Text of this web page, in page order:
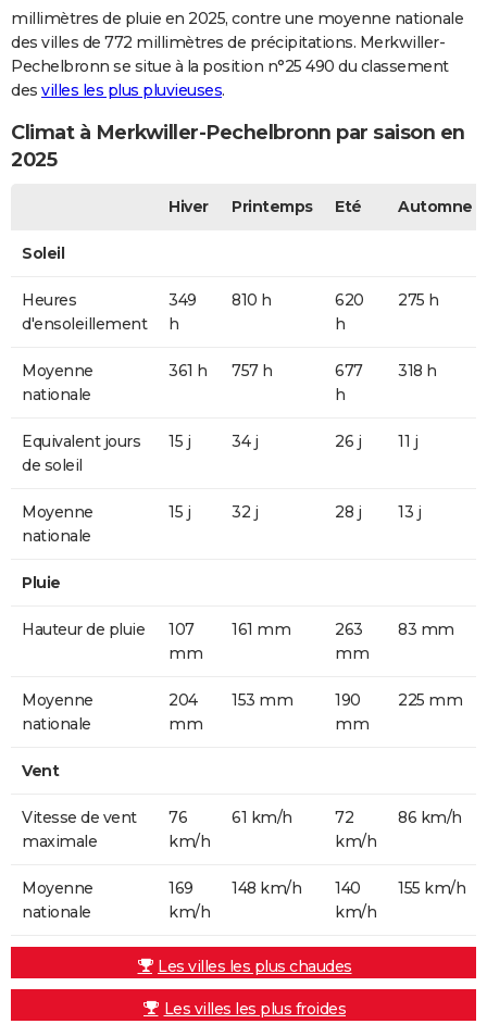
millimètres de pluie en 2025, contre une moyenne nationale
des villes de 772 millimètres de précipitations. Merkwiller-
Pechelbronn se situe à la position n°25 490 du classement
des villes les plus pluvieuses.
Climat à Merkwiller-Pechelbronn par saison en
2025
Hiver Printemps Eté Automne
Soleil
Heures
d'ensoleillement
349
h
810 h
620
h
275 h
Moyenne
nationale
361 h 757 h
677
h
318 h
Equivalent jours
de soleil
15 j 34 j 26 j 11 j
Moyenne
nationale
15 j 32 j 28 j 13 j
Pluie
Hauteur de pluie
107
mm
161 mm
263
mm
83 mm
Moyenne
nationale
204
mm
153 mm
190
mm
225 mm
Vent
Vitesse de vent
maximale
76
km/h
61 km/h
72
km/h
86 km/h
Moyenne
nationale
169
km/h
148 km/h
140
km/h
155 km/h
Les villes les plus chaudes
Les villes les plus froides